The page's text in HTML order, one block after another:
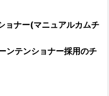
ョナー(マニュアルカムチ
ンテンショナー採用のチ